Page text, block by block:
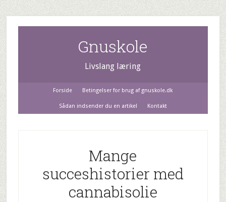
Gnuskole
Livslang læring
Forside Betingelser for brug af gnuskole.dk
Sådan indsender du en artikel Kontakt
Mange
succeshistorier med
cannabisolie